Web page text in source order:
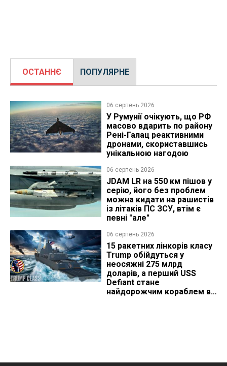
ОСТАННЄ ПОПУЛЯРНЕ
06 серпень 2026
У Румунії очікують, що РФ
масово вдарить по району
Рені-Галац реактивними
дронами, скориставшись
унікальною нагодою
06 серпень 2026
JDAM LR на 550 км пішов у
серію, його без проблем
можна кидати на рашистів
із літаків ПС ЗСУ, втім є
певні "але"
06 серпень 2026
15 ракетних лінкорів класу
Trump обійдуться у
неосяжні 275 млрд
доларів, а перший USS
Defiant стане
найдорожчим кораблем в